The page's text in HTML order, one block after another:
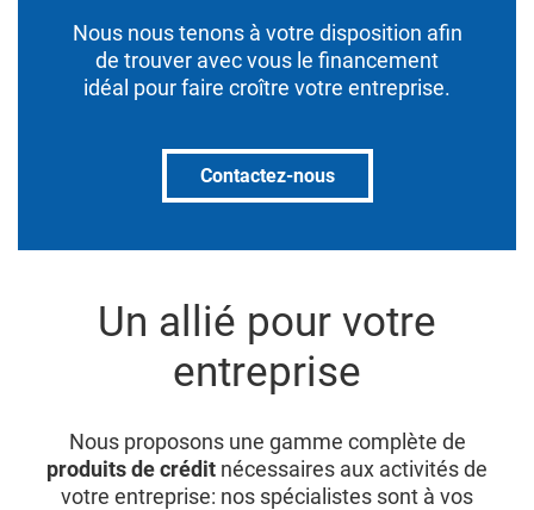
Nous nous tenons à votre disposition afin
de trouver avec vous le financement
idéal pour faire croître votre entreprise.
Contactez-nous
Un allié pour votre
entreprise
Nous proposons une gamme complète de
produits de crédit nécessaires aux activités de
votre entreprise: nos spécialistes sont à vos